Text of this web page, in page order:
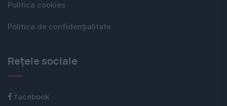
Politica cookies
Politica de confidențialitate
Rețele sociale
facebook